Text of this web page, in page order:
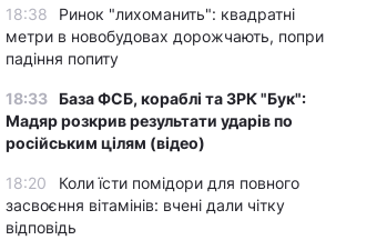
18:38
Ринок "лихоманить": квадратні
метри в новобудовах дорожчають, попри
падіння попиту
18:33 База ФСБ, кораблі та ЗРК "Бук":
Мадяр розкрив результати ударів по
російським цілям (відео)
18:20
Коли їсти помідори для повного
засвоєння вітамінів: вчені дали чітку
відповідь